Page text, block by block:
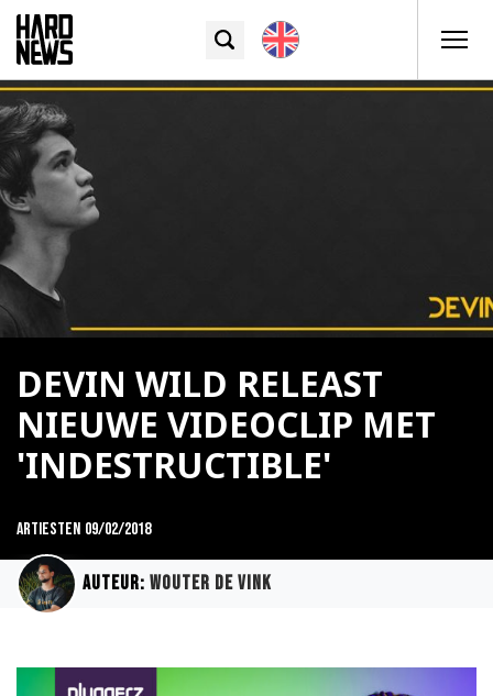
DEVIN WILD RELEAST
NIEUWE VIDEOCLIP MET
'INDESTRUCTIBLE'
Artiesten 09/02/2018
Auteur: Wouter de Vink